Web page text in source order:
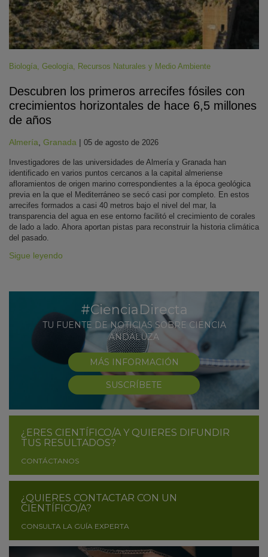
Biología, Geología, Recursos Naturales y Medio Ambiente
Descubren los primeros arrecifes fósiles con
crecimientos horizontales de hace 6,5 millones
de años
Almería Granada | 05 de agosto de 2026
Investigadores de las universidades de Almería y Granada han
identificado en varios puntos cercanos a la capital almeriense
afloramientos de origen marino correspondientes a la época geológica
previa en la que el Mediterráneo se secó casi por completo. En estos
arrecifes formados a casi 40 metros bajo el nivel del mar, la
transparencia del agua en ese entorno facilitó el crecimiento de corales
de lado a lado. Ahora aportan pistas para reconstruir la historia climática
del pasado.
Sigue leyendo
#CienciaDirecta
TU FUENTE DE NOTICIAS SOBRE CIENCIA
ANDALUZA
MÁS INFORMACIÓN
SUSCRÍBETE
¿ERES CIENTÍFICO/A Y QUIERES DIFUNDIR
TUS RESULTADOS?
CONTÁCTANOS
¿QUIERES CONTACTAR CON UN
CIENTÍFICO/A?
CONSULTA LA GUÍA EXPERTA